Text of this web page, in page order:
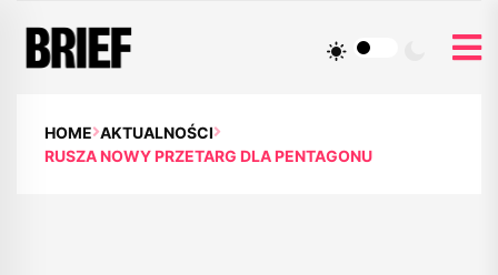
HOME AKTUALNOŚCI
RUSZA NOWY PRZETARG DLA PENTAGONU